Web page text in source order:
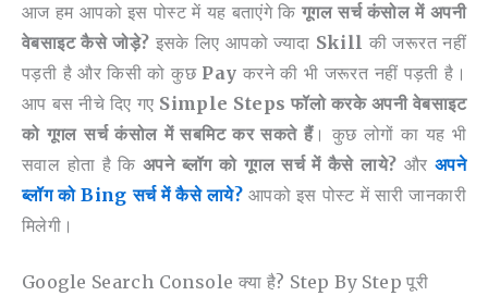
आज हम आपको इस पोस्ट में यह बताएंगे कि गूगल सर्च कंसोल में अपनी
वेबसाइट कैसे जोड़े? इसके लिए आपको ज्यादा Skill की जरूरत नहीं
पड़ती है और किसी को कुछ Pay करने की भी जरूरत नहीं पड़ती है।
आप बस नीचे दिए गए Simple Steps फॉलो करके अपनी वेबसाइट
को गूगल सर्च कंसोल में सबमिट कर सकते हैं। कुछ लोगों का यह भी
सवाल होता है किअपने ब्लॉग को गूगल सर्च में कैसे लाये? और अपने
ब्लॉग को Bing सर्च में कैसे लाये? आपको इस पोस्ट में सारी जानकारी
मिलेगी।
Google Search Console क्या है? Step By Step पूरी